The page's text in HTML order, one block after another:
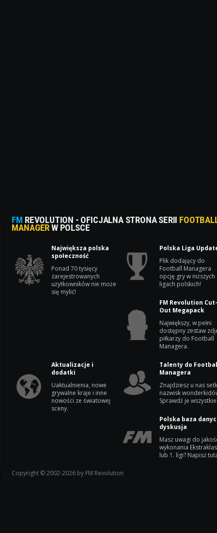
FM REVOLUTION - OFICJALNA STRONA SERII
MANAGERW POLSCE
Największa polska
społeczność
Ponad 70 tysięcy
zarejestrowanych
użytkowników nie może
się mylić!
Polska Liga
Plik dodający do
Football Managera
opcję gry w niższych
ligach polskich!
FM Revolution
Out Megapack
Największy, w pełni
dostępny zestaw
piłkarzy do Football
Managera.
Aktualizacje i
dodatki
Uaktualnienia, nowe
grywalne kraje i inne
nowości ze światowej
sceny.
Talenty do
Managera
Znajdziesz u nas
nazwisk
Sprawdź je
Polska baza
dyskusja
Masz uwagi do
wykonania
lub 1. ligi? Napisz
Copyright © 2002-2026 by FM Revolution